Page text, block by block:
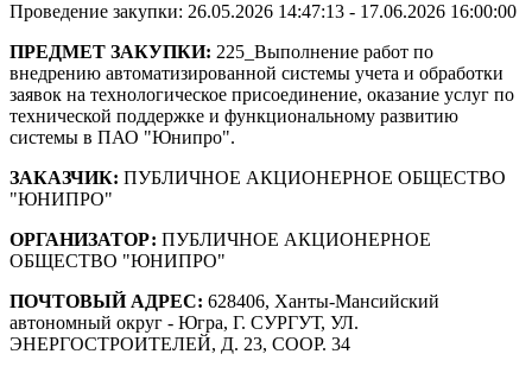
Проведение закупки: 26.05.2026 14:47:13 - 17.06.2026 16:00:00
ПРЕДМЕТ ЗАКУПКИ: 225_Выполнение работ по
внедрению автоматизированной системы учета и обработки
заявок на технологическое присоединение, оказание услуг по
технической поддержке и функциональному развитию
системы в ПАО "Юнипро".
ЗАКАЗЧИК: ПУБЛИЧНОЕ АКЦИОНЕРНОЕ ОБЩЕСТВО
"ЮНИПРО"
ОРГАНИЗАТОР: ПУБЛИЧНОЕ АКЦИОНЕРНОЕ
ОБЩЕСТВО "ЮНИПРО"
ПОЧТОВЫЙ АДРЕС: 628406, Ханты-Мансийский
автономный округ - Югра, Г. СУРГУТ, УЛ.
ЭНЕРГОСТРОИТЕЛЕЙ, Д. 23, СООР. 34